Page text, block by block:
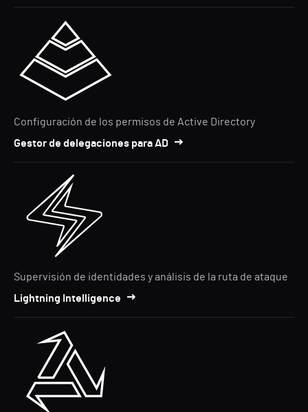
Configuración de los permisos de Active Directory
Gestor de delegaciones para AD
Supervisión de identidades y análisis de la ruta de ataque
Lightning Intelligence